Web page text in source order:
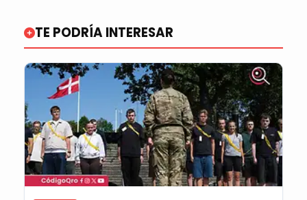
TE PODRÍA INTERESAR